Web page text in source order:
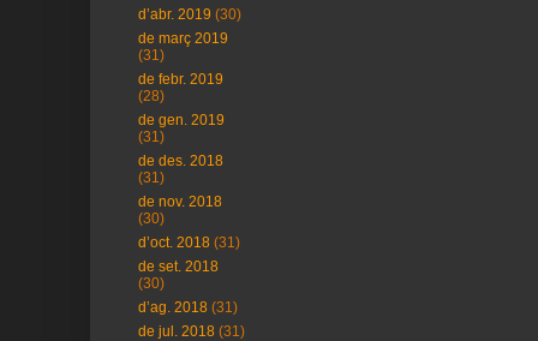
d’abr. 2019 (30)
de març 2019
(31)
de febr. 2019
(28)
de gen. 2019
(31)
de des. 2018
(31)
de nov. 2018
(30)
d’oct. 2018 (31)
de set. 2018
(30)
d’ag. 2018 (31)
de jul. 2018 (31)